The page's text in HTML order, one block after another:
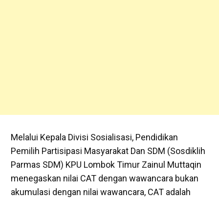
Melalui Kepala Divisi Sosialisasi, Pendidikan
Pemilih Partisipasi Masyarakat Dan SDM (Sosdiklih
Parmas SDM) KPU Lombok Timur Zainul Muttaqin
menegaskan nilai CAT dengan wawancara bukan
akumulasi dengan nilai wawancara, CAT adalah